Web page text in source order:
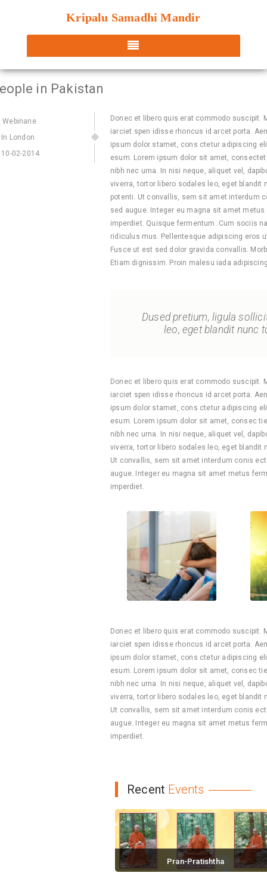
Kripalu Samadhi Mandir
in Pakistan
Webinane
In London
10-02-2014
Donec et libero quis erat commodo suscipit.
iarciet spen idisse rhoncus id arcet porta.
ipsum dolor stamet, cons ctetur adipiscing
esum. Lorem ipsum dolor sit amet,
nibh nec urna. In nisi neque, aliquet vel,
viverra, tortor libero sodales leo, eget blandit
potenti. Ut convallis, sem sit amet interdum
sed augue. Integer eu magna sit amet
imperdiet. Quisque fermentum. Cum sociis
ridiculus mus. Pellentesque adipiscing eros
Fusce ut est sed dolor gravida convallis.
Etiam dignissim. Proin malesu iada
Dused pretium, ligula
leo, eget blandit nunc
Donec et libero quis erat commodo suscipit.
iarciet spen idisse rhoncus id arcet porta.
ipsum dolor stamet, cons ctetur adipiscing
esum. Lorem ipsum dolor sit amet, consec
nibh nec urna. In nisi neque, aliquet vel,
viverra, tortor libero sodales leo, eget
Ut convallis, sem sit amet interdum conis
augue. Integer eu magna sit amet metus
imperdiet.
Donec et libero quis erat commodo suscipit.
iarciet spen idisse rhoncus id arcet porta.
ipsum dolor stamet, cons ctetur adipiscing
esum. Lorem ipsum dolor sit amet, consec
nibh nec urna. In nisi neque, aliquet vel,
viverra, tortor libero sodales leo, eget
Ut convallis, sem sit amet interdum conis
augue. Integer eu magna sit amet metus
imperdiet.
Recent Events
Pran-Pratishtha